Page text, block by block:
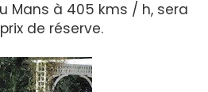
Mans à 405 kms / h, sera
de réserve.